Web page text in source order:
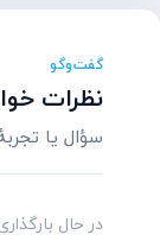
گفت‌وگو
نظرات
سؤال یا
در حال